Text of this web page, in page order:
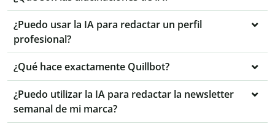
¿Puedo usar la IA para redactar un perfil
profesional?
¿Qué hace exactamente Quillbot?
¿Puedo utilizar la IA para redactar la newsletter
semanal de mi marca?